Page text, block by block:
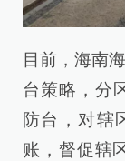
目前，海南
台策略，分
防台，对辖
账，督促辖